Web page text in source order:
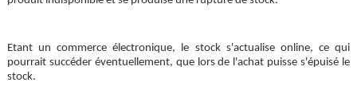
Etant un commerce électronique, le stock s'actualise online, ce qui
pourrait succéder éventuellement, que lors de l'achat puisse s'épuisé le
stock.